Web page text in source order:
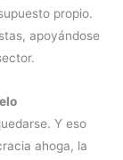
propio.
apoyándose
Y eso
ahoga, la